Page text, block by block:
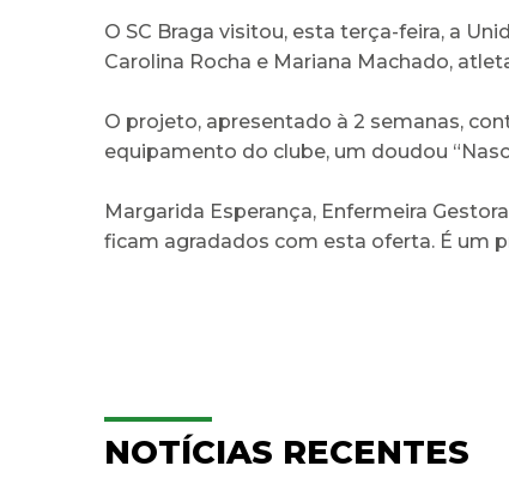
O SC Braga visitou, esta terça-feira, a
Carolina Rocha e Mariana Machado,
O projeto, apresentado à 2 semanas,
equipamento do clube, um doudou
Margarida Esperança, Enfermeira
ficam agradados com esta oferta. É um
NOTÍCIAS RECENTES